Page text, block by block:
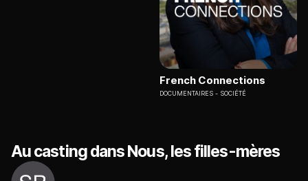
French Connections
DOCUMENTAIRES SOCIÉTÉ
Au casting dans Nous, les filles-mères